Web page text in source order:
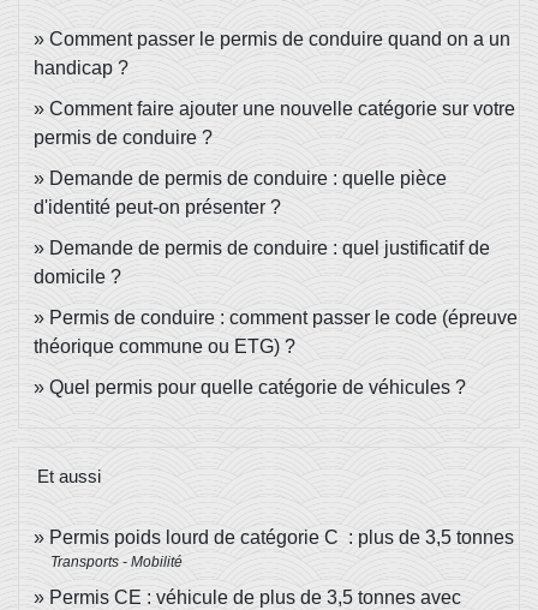
Comment passer le permis de conduire quand on a un
handicap ?
Comment faire ajouter une nouvelle catégorie sur votre
permis de conduire ?
Demande de permis de conduire : quelle pièce
d'identité peut-on présenter ?
Demande de permis de conduire : quel justificatif de
domicile ?
Permis de conduire : comment passer le code (épreuve
théorique commune ou ETG) ?
Quel permis pour quelle catégorie de véhicules ?
Et aussi
Permis poids lourd de catégorie C : plus de 3,5 tonnes
Transports - Mobilité
Permis CE : véhicule de plus de 3,5 tonnes avec